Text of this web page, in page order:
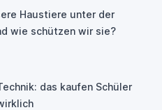
Haustiere unter der
wie schützen wir sie?
das kaufen Schüler